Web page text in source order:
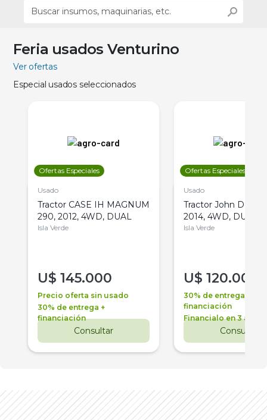
Feria usados Venturino
Ver ofertas
Especial usados seleccionados
Ofertas Especiales
Usado
Tractor CASE IH MAGNUM
290, 2012, 4WD, DUAL
Isla Verde
U$ 145.000
Precio oferta sin usado
30% de entrega +
financiación
Consultar
Ofertas Especiales
Usado
Tractor John Deere
2014, 4WD, DUAL
Isla Verde
U$ 120.000
30% de entrega +
financiación
Financialo en 3 años
Consultar